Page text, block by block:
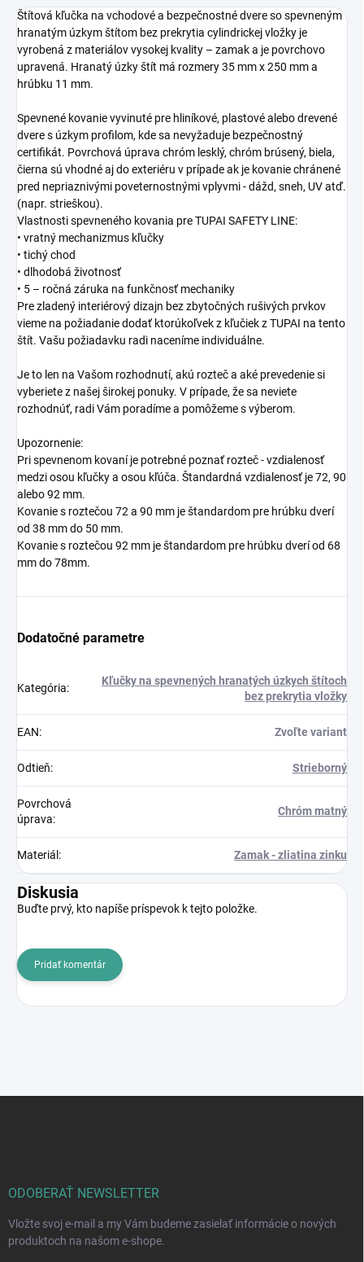
Štítová kľučka na vchodové a bezpečnostné dvere so spevneným
hranatým úzkym štítom bez prekrytia cylindrickej vložky je
vyrobená z materiálov vysokej kvality – zamak a je povrchovo
upravená. Hranatý úzky štít má rozmery 35 mm x 250 mm a
hrúbku 11 mm.
Spevnené kovanie vyvinuté pre hliníkové, plastové alebo drevené
dvere s úzkym profilom, kde sa nevyžaduje bezpečnostný
certifikát. Povrchová úprava chróm lesklý, chróm brúsený, biela,
čierna sú vhodné aj do exteriéru v prípade ak je kovanie chránené
pred nepriaznivými poveternostnými vplyvmi - dážd, sneh, UV atď.
(napr. strieškou).
Vlastnosti spevneného kovania pre TUPAI SAFETY LINE:
• vratný mechanizmus kľučky
• tichý chod
• dlhodobá životnosť
• 5 – ročná záruka na funkčnosť mechaniky
Pre zladený interiérový dizajn bez zbytočných rušivých prvkov
vieme na požiadanie dodať ktorúkoľvek z kľučiek z TUPAI na tento
štít. Vašu požiadavku radi naceníme individuálne.
Je to len na Vašom rozhodnutí, akú rozteč a aké prevedenie si
vyberiete z našej širokej ponuky. V prípade, že sa neviete
rozhodnúť, radi Vám poradíme a pomôžeme s výberom.
Upozornenie:
Pri spevnenom kovaní je potrebné poznať rozteč - vzdialenosť
medzi osou kľučky a osou kľúča. Štandardná vzdialenosť je 72, 90
alebo 92 mm.
Kovanie s roztečou 72 a 90 mm je štandardom pre hrúbku dverí
od 38 mm do 50 mm.
Kovanie s roztečou 92 mm je štandardom pre hrúbku dverí od 68
mm do 78mm.
Dodatočné parametre
Kategória:
Kľučky na spevnených hranatých úzkych štítoch
bez prekrytia vložky
EAN: Zvoľte variant
Odtieň: Strieborný
Povrchová
úprava:
Chróm matný
Materiál : Zamak - zliatina zinku
Diskusia
Buďte prvý, kto napíše príspevok k tejto položke.
Pridať komentár
ODOBERAŤ NEWSLETTER
Vložte svoj e-mail a my Vám budeme zasielať informácie o nových
produktoch na našom e-shope.